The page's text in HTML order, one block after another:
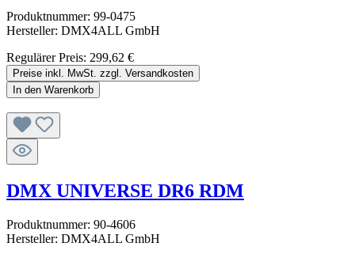
Produktnummer: 99-0475
Hersteller: DMX4ALL GmbH
Regulärer Preis: 299,62 €
Preise inkl. MwSt. zzgl. Versandkosten
In den Warenkorb
DMX UNIVERSE DR6 RDM
Produktnummer: 90-4606
Hersteller: DMX4ALL GmbH